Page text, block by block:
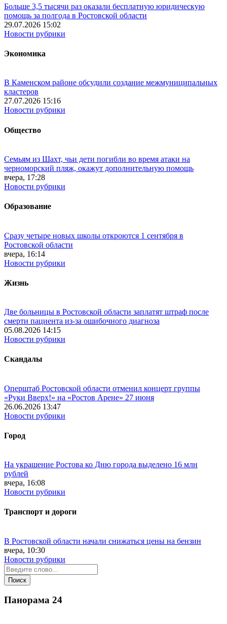
Больше 3,5 тысячи раз оказали бесплатную юридическую
помощь за полгода в Ростовской области
29.07.2026 15:02
Новости рубрики
Экономика
В Каменском районе обсудили создание межмуниципальных
кластеров
27.07.2026 15:16
Новости рубрики
Общество
Семьям из Шахт, чьи дети погибли во время атаки на
черноморский пляж, окажут дополнительную помощь
вчера, 17:28
Новости рубрики
Образование
Сразу четыре новых школы откроются 1 сентября в
Ростовской области
вчера, 16:14
Новости рубрики
Жизнь
Две больницы в Ростовской области заплатят штраф после
смерти пациента из-за ошибочного диагноза
05.08.2026 14:15
Новости рубрики
Скандалы
Оперштаб Ростовской области отменил концерт группы
«Руки Вверх!» на «Ростов Арене» 27 июня
26.06.2026 13:47
Новости рубрики
Город
На украшение Ростова ко Дню города выделено 16 млн
рублей
вчера, 16:08
Новости рубрики
Транспорт и дороги
В Ростовской области начали снижаться цены на бензин
вчера, 10:30
Новости рубрики
Панорама 24